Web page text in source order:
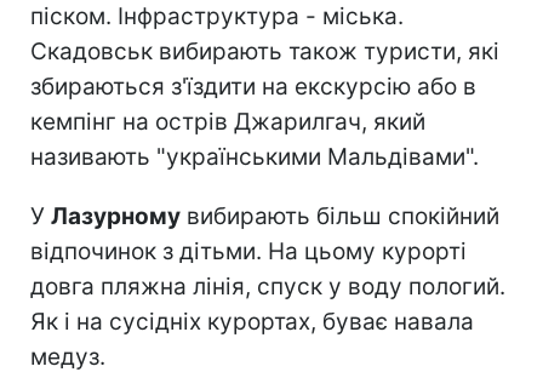
піском. Інфраструктура - міська.
Скадовськ вибирають також туристи, які
збираються з'їздити на екскурсію або в
кемпінг на острів Джарилгач, який
називають "українськими Мальдівами".
У Лазурному вибирають більш спокійний
відпочинок з дітьми. На цьому курорті
довга пляжна лінія, спуск у воду пологий.
Як і на сусідніх курортах, буває навала
медуз.